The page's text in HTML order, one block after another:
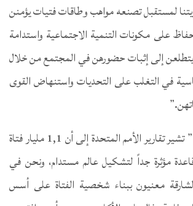
لمستقبل تصنعه مواهب وطاقات فتيات يؤمنن
على مكونات التنمية الاجتماعية واستدامة
إلى إثبات حضورهن في المجتمع من خلال
في التغلب على التحديات واستنهاض القوى
وأضافت الشامسي: ” تشير تقارير الأمم المتحدة إلى أن 1,1 مليار فتاة
مؤثرة جداً لتشكيل عالم مستدام، ونحن في
معنيون ببناء شخصية الفتاة على أسس